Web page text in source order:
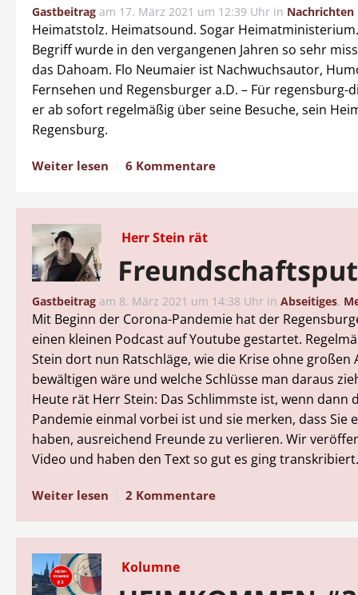
Gastbeitrag am 17. März 2021 um 12:39 Uhr in Nachrichten
Heimatstolz. Heimatsound. Sogar
Begriff wurde in den vergangenen Jahren so sehr
das Dahoam. Flo Neumaier ist Nachwuchsautor,
Fernsehen und Regensburger a.D. – Für regensburg-
er ab sofort regelmäßig über seine Besuche, sein
Regensburg.
Weiter lesen 6 Kommentare
Herr Stein rät
Gastbeitrag am 8. März 2021 um 14:38 Uhr in Abseitiges,
Mit Beginn der Corona-Pandemie hat der
einen kleinen Podcast auf Youtube gestartet.
Stein dort nun Ratschläge, wie die Krise ohne großen
bewältigen wäre und welche Schlüsse man daraus
Heute rät Herr Stein: Das Schlimmste ist, wenn dann
Pandemie einmal vorbei ist und sie merken, dass Sie
haben, ausreichend Freunde zu verlieren. Wir
Video und haben den Text so gut es ging
Weiter lesen 2 Kommentare
Kolumne